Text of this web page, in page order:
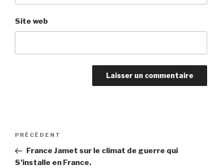
Site web
Navigation
l’article
Article
précédent
PRÉCÉDENT
France Jamet sur le climat de guerre qui
S’installe en France.